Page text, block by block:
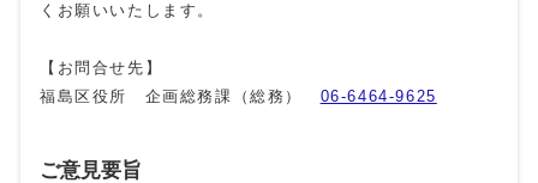
くお願いいたします。
【お問合せ先】
福島区役所 企画総務課（総務） 06-6464-9625
ご意見要旨